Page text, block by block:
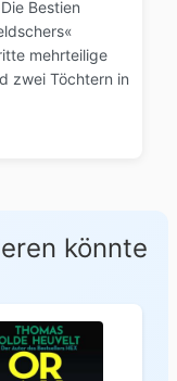
Bestien
mehrteilige
zwei Töchtern in
könnte